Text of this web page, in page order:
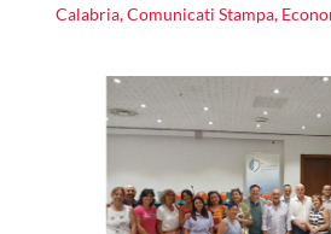
Calabria,Comunicati Stampa,